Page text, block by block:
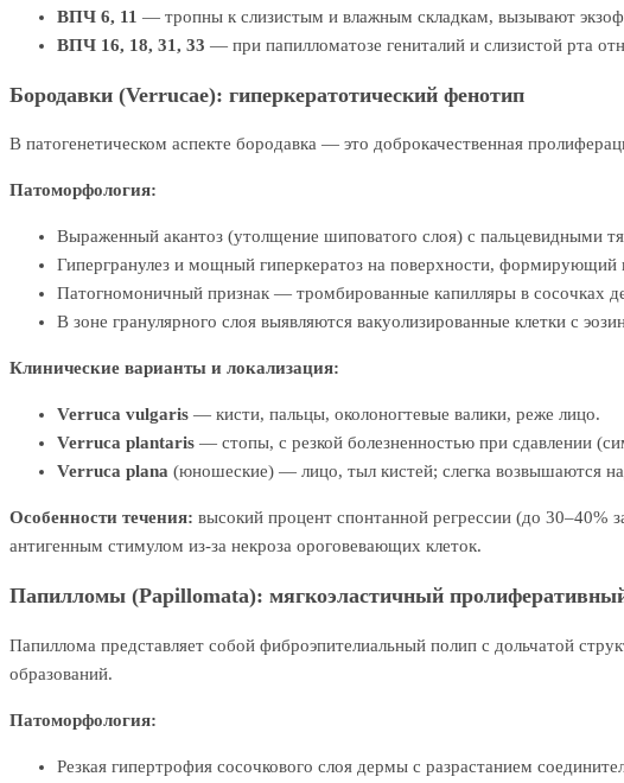
ВПЧ 6, 11 — тропны к слизистым и влажным складкам, вызывают
ВПЧ 16, 18, 31, 33 — при папилломатозе гениталий и слизистой рта
Бородавки (Verrucae): гиперкератотический фенотип
В патогенетическом аспекте бородавка — это доброкачественная
Патоморфология:
Выраженный акантоз (утолщение шиповатого слоя) с пальцевидными
Гипергранулез и мощный гиперкератоз на поверхности, формирующий
Патогномоничный признак — тромбированные капилляры в сосочках
В зоне гранулярного слоя выявляются вакуолизированные клетки с
Клинические варианты и локализация:
Verruca vulgaris — кисти, пальцы, околоногтевые валики, реже лицо.
Verruca plantaris — стопы, с резкой болезненностью при сдавлении
Verruca plana (юношеские) — лицо, тыл кистей; слегка возвышаются
Особенности течения: высокий процент спонтанной регрессии (до
антигенным стимулом из-за некроза ороговевающих клеток.
Папилломы (Papillomata): мягкоэластичный
Папиллома представляет собой фиброэпителиальный полип с дольчатой
образований.
Патоморфология:
Резкая гипертрофия сосочкового слоя дермы с разрастанием